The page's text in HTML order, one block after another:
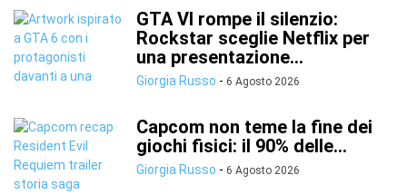
GTA VI rompe il silenzio:
Rockstar sceglie Netflix per
una presentazione...
Giorgia Russo - 6 Agosto 2026
Capcom non teme la fine dei
giochi fisici: il 90% delle...
Giorgia Russo - 6 Agosto 2026